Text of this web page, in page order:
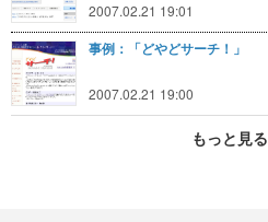
2007.02.21 19:01
事例：「どやどサーチ！」
2007.02.21 19:00
もっと見る